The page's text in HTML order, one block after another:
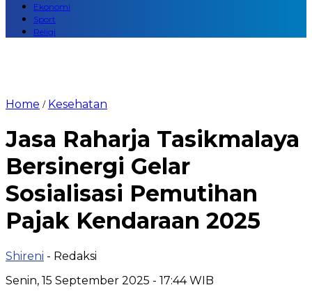
Ekonomi
Sport
Religi
Home / Kesehatan
Jasa Raharja Tasikmalaya
Bersinergi Gelar
Sosialisasi Pemutihan
Pajak Kendaraan 2025
Shireni - Redaksi
Senin, 15 September 2025 - 17:44 WIB